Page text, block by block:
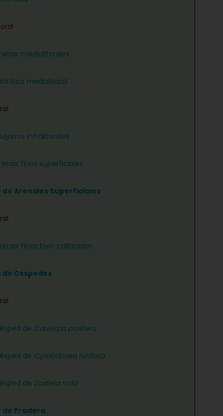
mediolitorales
mediolitoral
infralitorales
finas superficiales
de Arenales Superficiales
finas bien calibradas
de Céspedes
de Caulerpa prolifera
de Cymodocea nodosa
de Zostera noltii
de Pradera